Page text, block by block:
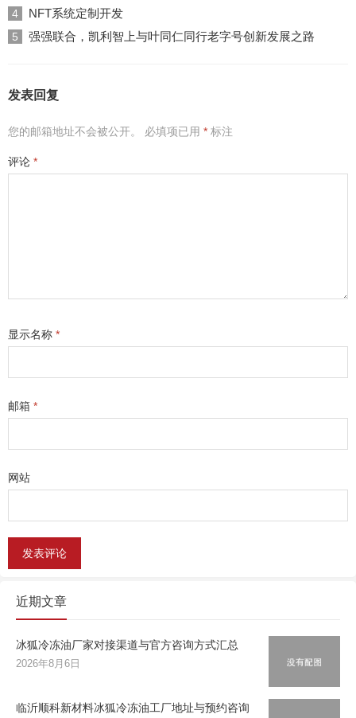
4 NFT系统定制开发
5 强强联合，凯利智上与叶同仁同行老字号创新发展之路
发表回复
您的邮箱地址不会被公开。 必填项已用 * 标注
评论 *
显示名称 *
邮箱 *
网站
近期文章
冰狐冷冻油厂家对接渠道与官方咨询方式汇总
2026年8月6日
临沂顺科新材料冰狐冷冻油工厂地址与预约咨询